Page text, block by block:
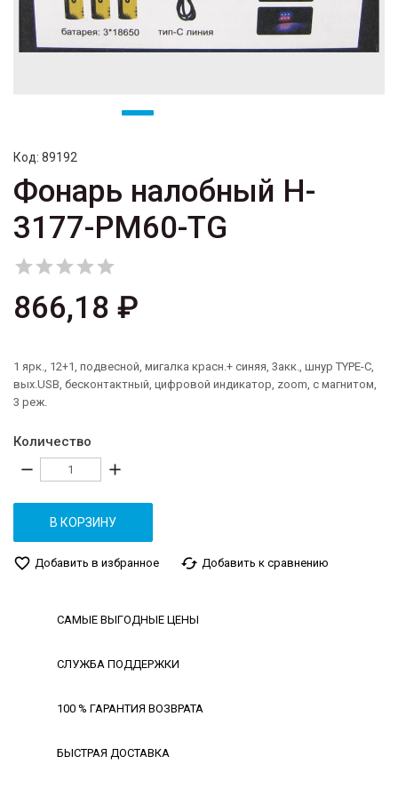
Код: 89192
Фонарь налобный H-
3177-PM60-TG

866,18 ₽
1 ярк., 12+1, подвесной, мигалка красн.+ синяя, 3акк., шнур TYPE-C,
вых.USB, бесконтактный, цифровой индикатор, zoom, с магнитом,
3 реж.
Количество
remove add
В КОРЗИНУ
favorite_border Добавить в избранное cached Добавить к сравнению
САМЫЕ ВЫГОДНЫЕ ЦЕНЫ
СЛУЖБА ПОДДЕРЖКИ
100 % ГАРАНТИЯ ВОЗВРАТА
БЫСТРАЯ ДОСТАВКА